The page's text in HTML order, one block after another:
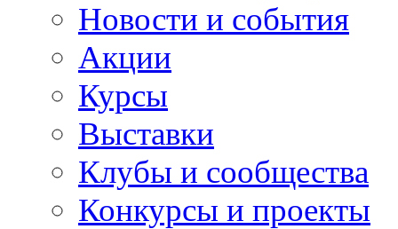
Новости и события
Акции
Курсы
Выставки
Клубы и сообщества
Конкурсы и проекты